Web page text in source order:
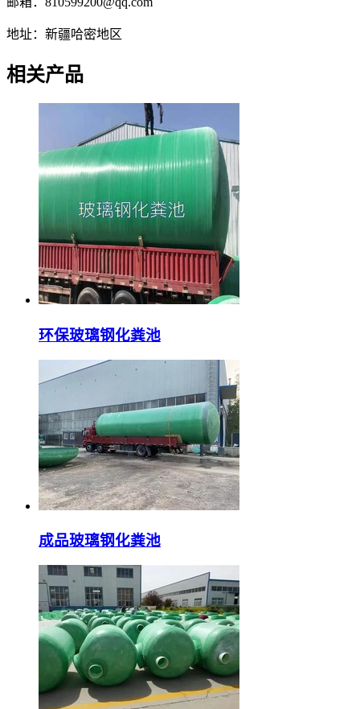
地址：新疆哈密地区
相关产品
环保玻璃钢化粪池
成品玻璃钢化粪池